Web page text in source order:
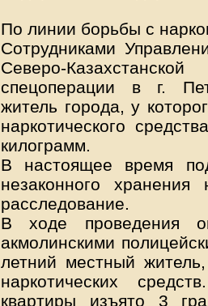
По линии борьбы с
Сотрудниками
Северо-
спецоперации в г.
житель города, у
наркотического
килограмм.
В настоящее время
незаконного хранения
расследование.
В ходе проведения
акмолинскими
летний местный
наркотических
квартиры изъято 3